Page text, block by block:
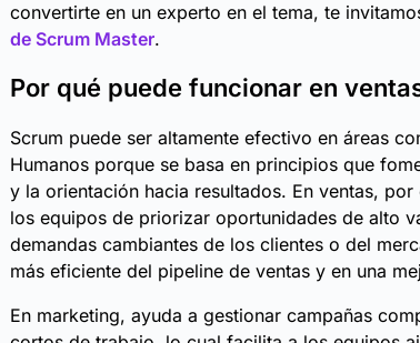
convertirte en un experto en el tema, te
de Scrum Master.
Por qué puede funcionar en
Scrum puede ser altamente efectivo en áreas
Humanos porque se basa en principios que
y la orientación hacia resultados. En ventas,
los equipos de priorizar oportunidades de alto
demandas cambiantes de los clientes o del
más eficiente del pipeline de ventas y en una
En marketing, ayuda a gestionar campañas